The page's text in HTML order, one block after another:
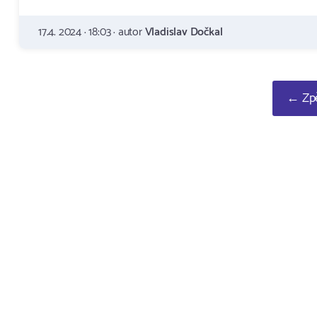
17.4. 2024 · 18:03 · autorVladislav Dočkal
←